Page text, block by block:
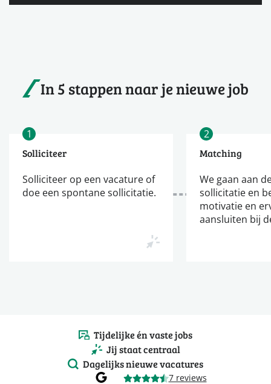
In 5 stappen naar je nieuwe job
1
Solliciteer
Solliciteer op een vacature of
doe een spontane sollicitatie.
2
Matching
We gaan aan
sollicitatie en
motivatie en
aansluiten bij
Tijdelijke én vaste jobs
Jij staat centraal
Dagelijks nieuwe vacatures
7 reviews